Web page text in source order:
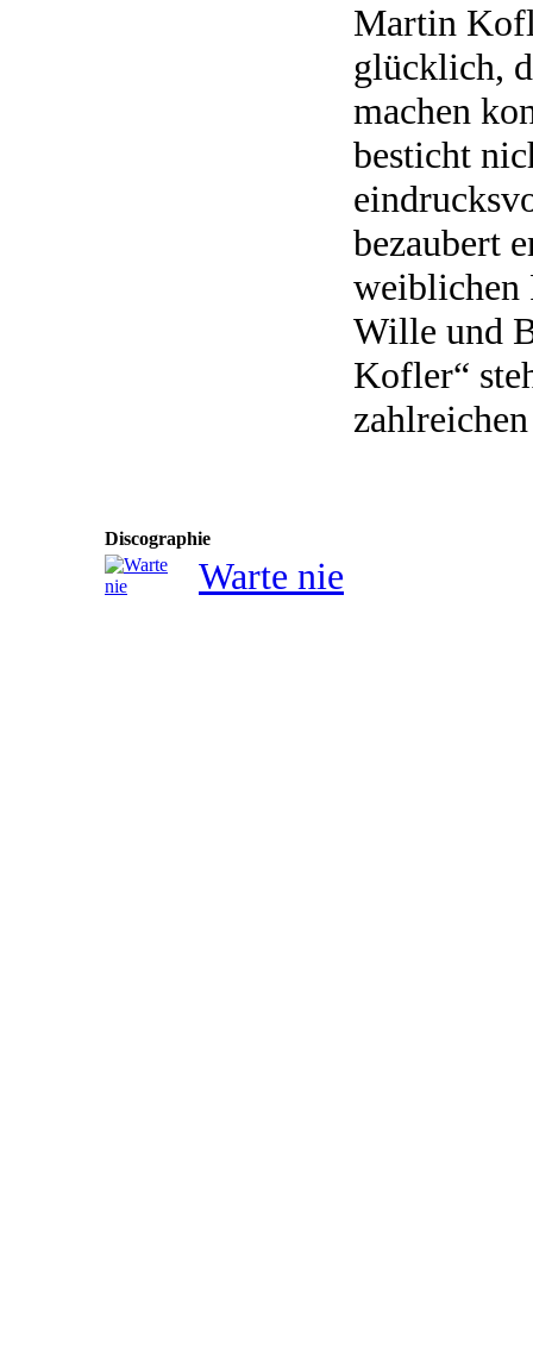
Martin
glücklich,
machen
besticht
bezaubert
weiblichen
Wille und
Kofler“
Discographie
Warte nie